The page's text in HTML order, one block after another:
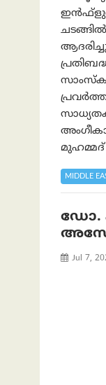
MIDDLE
ഡോ.
Jul 7,